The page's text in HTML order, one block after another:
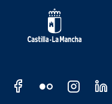
Redes sociales